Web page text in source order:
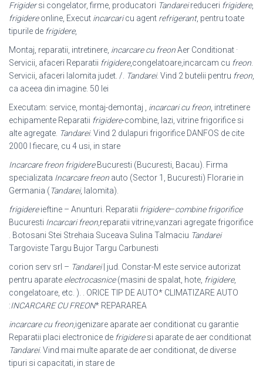
Frigidersi congelator, firme, producatori Tandareireduceri frigidere,
frigidereonline, Execut incarcaricu agent refrigerant, pentru toate
tipurile de frigidere,
Montaj, reparatii, intretinere, incarcare cu freonAer Conditionat ·
Servicii, afaceri Reparatii frigidere,congelatoare,incarcam cu freon
Servicii, afaceri Ialomita judet. /. Tandarei. Vind 2 butelii pentru freon
ca aceea din imagine. 50 lei
Executam: service, montaj-demontaj , incarcari cu freon , intretinere
echipamente Reparatii frigidere-combine, lazi, vitrine frigorifice si
alte agregate. Tandarei. Vind 2 dulapuri frigorifice DANFOS de cite
2000 l fiecare, cu 4 usi, in stare
Incarcare freon frigidereBucuresti (Bucuresti, Bacau). Firma
specializata Incarcare freon auto (Sector 1, Bucuresti) Florarie in
Germania (Tandarei, Ialomita).
frigidereieftine – Anunturi. Reparatii frigidere–combine frigorifice
Bucuresti Incarcari freon ,reparatii vitrine,vanzari agregate frigorifice
. Botosani Stei Strehaia Suceava Sulina Talmaciu Tandarei
Targoviste Targu Bujor Targu Carbunesti
corion serv srl – Tandarei| jud. Constar-M este service autorizat
pentru aparate electrocasnice(masini de spalat, hote, frigidere,
congelatoare, etc. ). . ORICE TIP DE AUTO* CLIMATIZARE AUTO
:INCARCARE CU FREON* REPARAREA
incarcare cu freon ,igenizare aparate aer conditionat cu garantie
Reparatii placi electronice de frigideresi aparate de aer conditionat
Tandarei. Vind mai multe aparate de aer conditionat, de diverse
tipuri si capacitati, in stare de